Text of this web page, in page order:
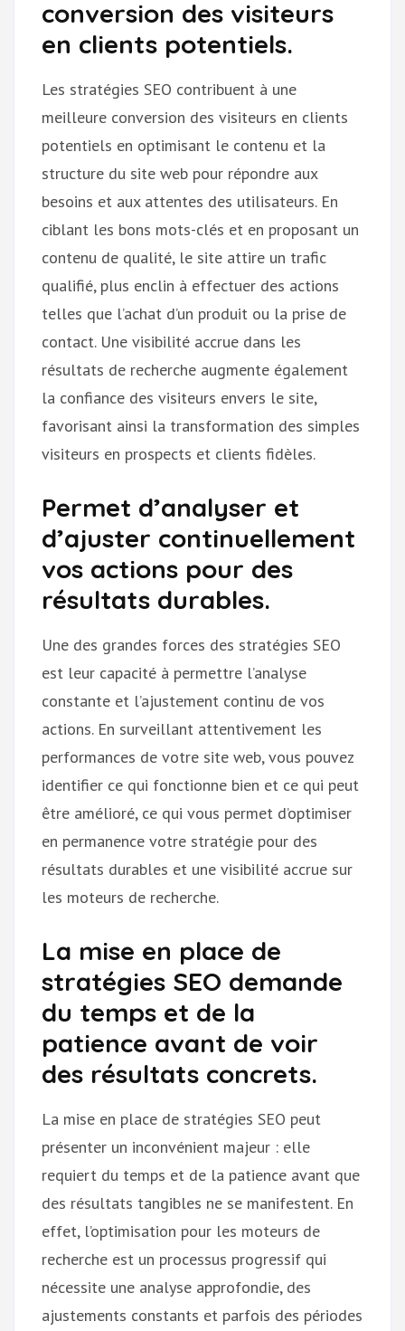
conversion des visiteurs
en clients potentiels.
Les stratégies SEO contribuent à une
meilleure conversion des visiteurs en clients
potentiels en optimisant le contenu et la
structure du site web pour répondre aux
besoins et aux attentes des utilisateurs. En
ciblant les bons mots-clés et en proposant un
contenu de qualité, le site attire un trafic
qualifié, plus enclin à effectuer des actions
telles que l’achat d’un produit ou la prise de
contact. Une visibilité accrue dans les
résultats de recherche augmente également
la confiance des visiteurs envers le site,
favorisant ainsi la transformation des simples
visiteurs en prospects et clients fidèles.
Permet d’analyser et
d’ajuster continuellement
vos actions pour des
résultats durables.
Une des grandes forces des stratégies SEO
est leur capacité à permettre l’analyse
constante et l’ajustement continu de vos
actions. En surveillant attentivement les
performances de votre site web, vous pouvez
identifier ce qui fonctionne bien et ce qui peut
être amélioré, ce qui vous permet d’optimiser
en permanence votre stratégie pour des
résultats durables et une visibilité accrue sur
les moteurs de recherche.
La mise en place de
stratégies SEO demande
du temps et de la
patience avant de voir
des résultats concrets.
La mise en place de stratégies SEO peut
présenter un inconvénient majeur : elle
requiert du temps et de la patience avant que
des résultats tangibles ne se manifestent. En
effet, l’optimisation pour les moteurs de
recherche est un processus progressif qui
nécessite une analyse approfondie, des
ajustements constants et parfois des périodes